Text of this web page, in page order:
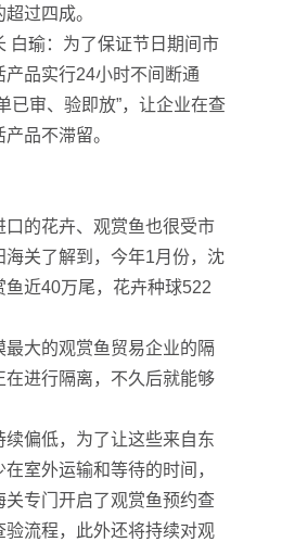
过四成。
白瑜：为了保证节日期间市
品实行24小时不间断通
已审、验即放”，让企业在查
品不滞留。
口的花卉、观赏鱼也很受市
海关了解到，今年1月份，沈
鱼近40万尾，花卉种球522
大的观赏鱼贸易企业的隔
在进行隔离，不久后就能够
续偏低，为了让这些来自东
室外运输和等待的时间，
关专门开启了观赏鱼预约查
验流程，此外还将持续对观